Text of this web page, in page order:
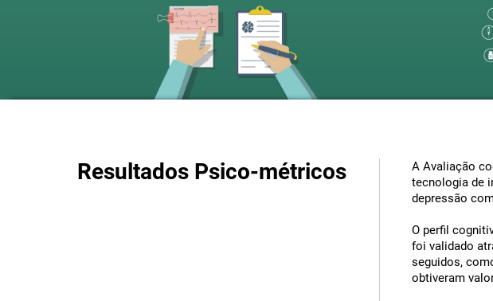
Resultados Psico-métricos
A Avaliação
tecnologia de
depressão
O perfil
foi validado
seguidos,
obtiveram